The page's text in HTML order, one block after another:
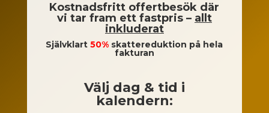
Kostnadsfritt offertbesök där
vi tar fram ett fastpris – allt
inkluderat
Självklart50% skattereduktion på hela
fakturan
Välj dag & tid i
kalendern: